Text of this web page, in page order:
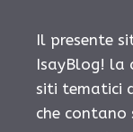
Il presente
IsayBlog! la
siti tematici
che